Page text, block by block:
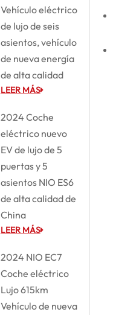
Vehículo eléctrico
de lujo de seis
asientos, vehículo
de nueva energía
de alta calidad
LEER MÁS
2024 Coche
eléctrico nuevo
EV de lujo de 5
puertas y 5
asientos NIO ES6
de alta calidad de
China
LEER MÁS
2024 NIO EC7
Coche eléctrico
Lujo 615km
Vehículo de nueva